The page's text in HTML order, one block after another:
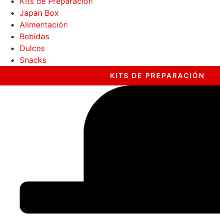
Japan Box
Alimentación
Bebidas
Dulces
Snacks
KITS DE PREPARACIÓN